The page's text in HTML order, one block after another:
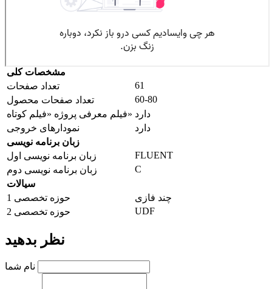
مشخصات کلی
تعداد صفحات
61
تعداد صفحات محصول
60-80
فیلم معرفی پروژه «فیلم کوتاه» دارد
نمودارهای خروجی
دارد
زبان برنامه نویسی
زبان برنامه نویسی اول
FLUENT
زبان برنامه نویسی دوم
C
سیالات
حوزه تخصصی 1
چند فازی
حوزه تخصصی 2
UDF
نظر بدهید
نام شما